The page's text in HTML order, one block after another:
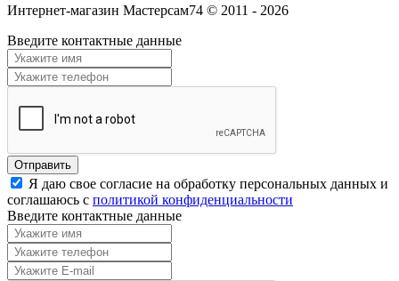
Интернет-магазин Мастерсам74 © 2011 - 2026
Введите контактные данные
Я даю свое согласие на обработку персональных данных и
соглашаюсь с политикой конфиденциальности
Введите контактные данные